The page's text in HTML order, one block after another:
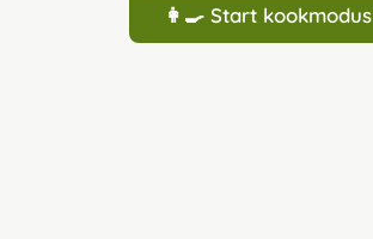
👩‍🍳 Start kookmodus